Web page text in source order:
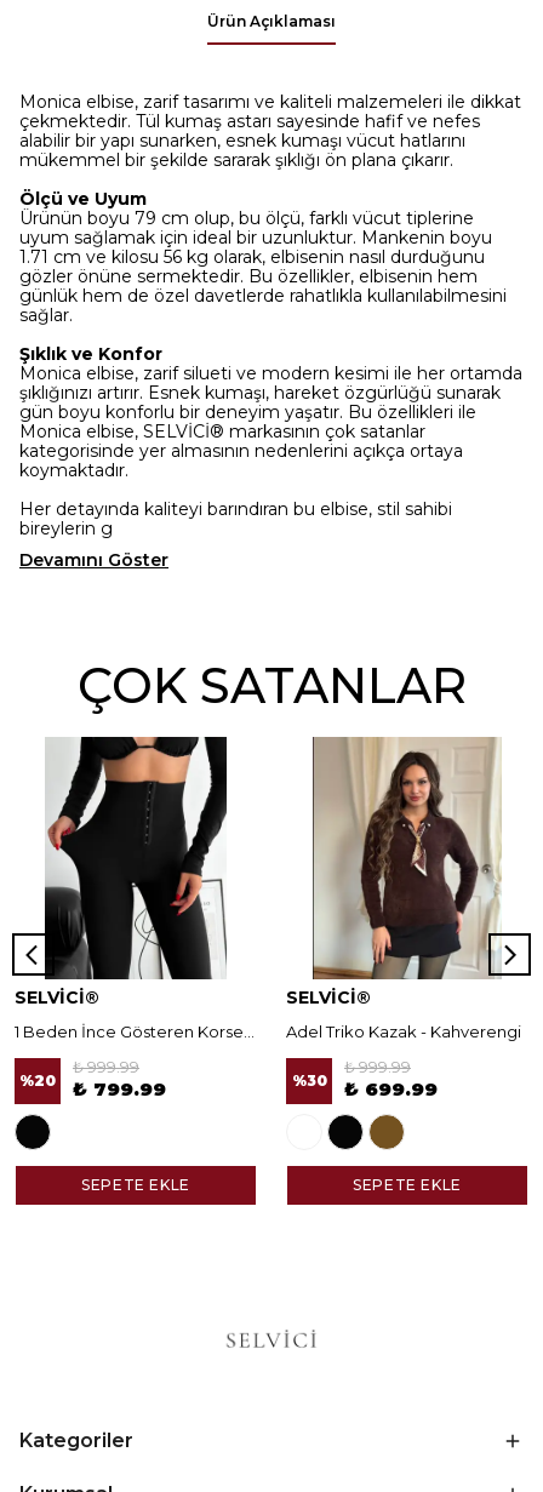
Ürün Açıklaması
Monica elbise, zarif tasarımı ve kaliteli malzemeleri ile dikkat
çekmektedir. Tül kumaş astarı sayesinde hafif ve nefes
alabilir bir yapı sunarken, esnek kumaşı vücut hatlarını
mükemmel bir şekilde sararak şıklığı ön plana çıkarır.
Ölçü ve Uyum
Ürünün boyu 79 cm olup, bu ölçü, farklı vücut tiplerine
uyum sağlamak için ideal bir uzunluktur. Mankenin boyu
1.71 cm ve kilosu 56 kg olarak, elbisenin nasıl durduğunu
gözler önüne sermektedir. Bu özellikler, elbisenin hem
günlük hem de özel davetlerde rahatlıkla kullanılabilmesini
sağlar.
Şıklık ve Konfor
Monica elbise, zarif silueti ve modern kesimi ile her ortamda
şıklığınızı artırır. Esnek kumaşı, hareket özgürlüğü sunarak
gün boyu konforlu bir deneyim yaşatır. Bu özellikleri ile
Monica elbise, SELVİCİ® markasının çok satanlar
kategorisinde yer almasının nedenlerini açıkça ortaya
koymaktadır.
Her detayında kaliteyi barındıran bu elbise, stil sahibi
bireylerin g
Devamını Göster
ÇOK SATANLAR
SELVİCİ®
%20
₺ 999.99
₺ 799.99
SEPETE EKLE
SELVİCİ®
Adel Triko Kazak - Kahverengi
%30
₺ 999.99
₺ 699.99
SEPETE EKLE
Kategoriler